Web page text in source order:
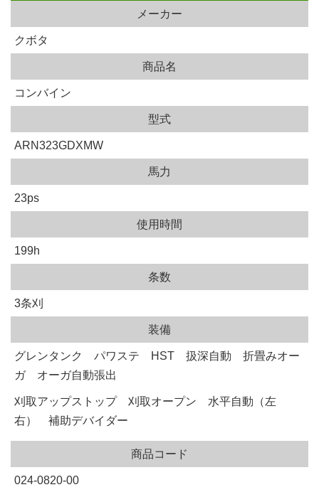
メーカー
クボタ
商品名
コンバイン
型式
ARN323GDXMW
馬力
23ps
使用時間
199h
条数
3条刈
装備
グレンタンク パワステ HST 扱深自動 折畳みオー
ガ オーガ自動張出
刈取アップストップ 刈取オープン 水平自動（左
右） 補助デバイダー
商品コード
024-0820-00